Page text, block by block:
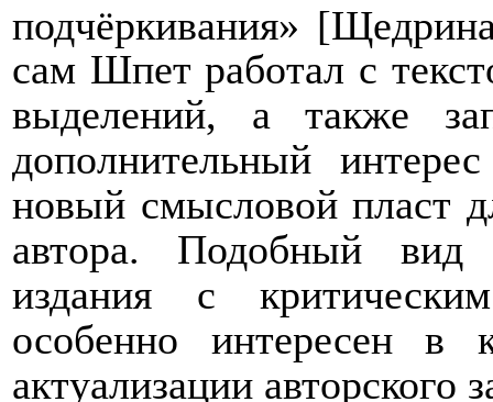
подчёркивания»
сам Шпет работал с
выделений, а также
дополнительный
новый смысловой пласт
автора. Подобный вид
издания с
особенно интересен в
актуализации авторского